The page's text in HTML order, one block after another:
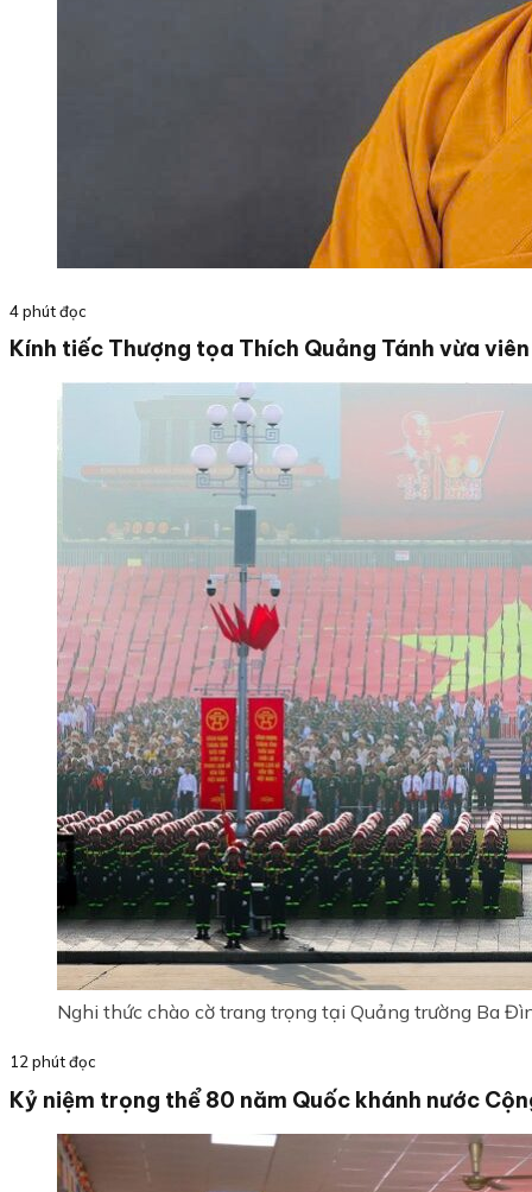
4 phút đọc
Kính tiếc Thượng tọa Thích Quảng Tánh vừa
Nghi thức chào cờ trang trọng tại Quảng trường Ba
12 phút đọc
Kỷ niệm trọng thể 80 năm Quốc khánh nước